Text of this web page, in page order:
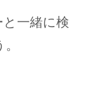
一緒に検